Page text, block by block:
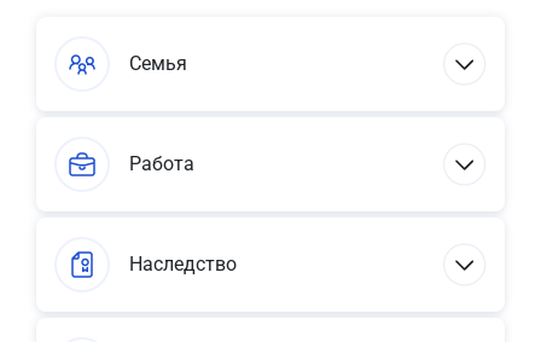
Семья
Работа
Наследство